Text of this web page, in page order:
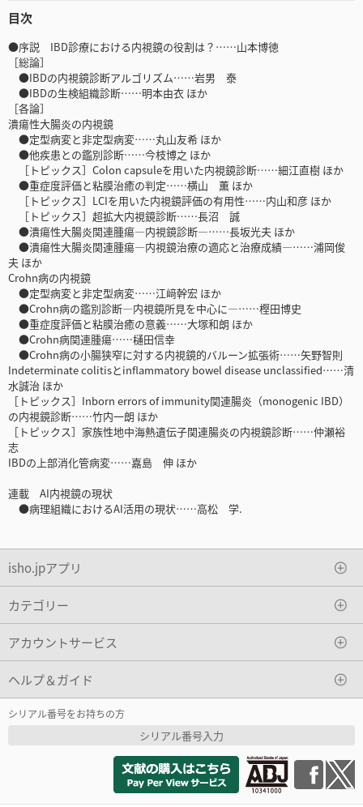
目次
●序説 IBD診療における内視鏡の役割は？……山本博徳
［総論］
●IBDの内視鏡診断アルゴリズム……岩男 泰
●IBDの生検組織診断……明本由衣 ほか
［各論］
潰瘍性大腸炎の内視鏡
●定型病変と非定型病変……丸山友希 ほか
●他疾患との鑑別診断……今枝博之 ほか
［トピックス］Colon capsuleを用いた内視鏡診断……細江直樹 ほか
●重症度評価と粘膜治癒の判定……横山 薫 ほか
［トピックス］LCIを用いた内視鏡評価の有用性……内山和彦 ほか
［トピックス］超拡大内視鏡診断……長沼 誠
●潰瘍性大腸炎関連腫瘍―内視鏡診断―……長坂光夫 ほか
●潰瘍性大腸炎関連腫瘍―内視鏡治療の適応と治療成績―……浦岡俊
夫 ほか
Crohn病の内視鏡
●定型病変と非定型病変……江﨑幹宏 ほか
●Crohn病の鑑別診断―内視鏡所見を中心に―……樫田博史
●重症度評価と粘膜治癒の意義……大塚和朗 ほか
●Crohn病関連腫瘍……樋田信幸
●Crohn病の小腸狭窄に対する内視鏡的バルーン拡張術……矢野智則
Indeterminate colitisとinflammatory bowel disease unclassified……清
水誠治 ほか
［トピックス］Inborn errors of immunity関連腸炎（monogenic IBD）
の内視鏡診断……竹内一朗 ほか
［トピックス］家族性地中海熱遺伝子関連腸炎の内視鏡診断……仲瀬裕
志
IBDの上部消化管病変……嘉島 伸 ほか
連載 AI内視鏡の現状
●病理組織におけるAI活用の現状……高松 学.
isho.jpアプリ
カテゴリー
アカウントサービス
ヘルプ＆ガイド
シリアル番号をお持ちの方
シリアル番号入力